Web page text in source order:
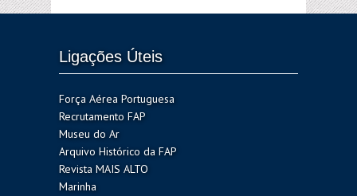
Ligações Úteis
Força Aérea Portuguesa
Recrutamento FAP
Museu do Ar
Arquivo Histórico da FAP
Revista MAIS ALTO
Marinha